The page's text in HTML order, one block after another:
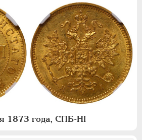
1873 года, СПБ-НI